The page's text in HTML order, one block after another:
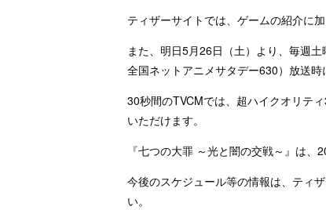
ティザーサイトでは、ゲームの紹介に
また、明日5月26日（土）より、毎週
全国ネットアニメサタデー630）放送時
30秒間のTVCMでは、超ハイクオリテ
いただけます。
『七つの大罪 ～光と闇の交戦～』は、
今後のスケジュール等の情報は、ティ
い。